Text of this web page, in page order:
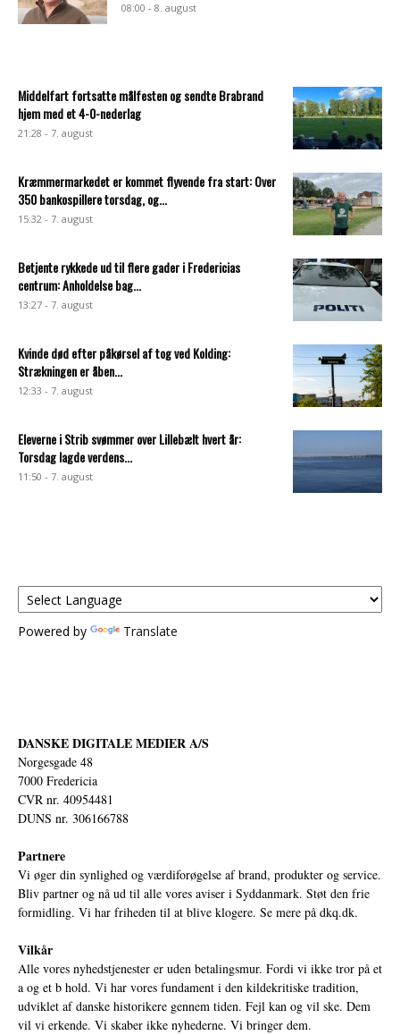
08:00 - 8. august
Middelfart fortsatte målfesten og sendte Brabrand
hjem med et 4-0-nederlag
21:28 - 7. august
Kræmmermarkedet er kommet flyvende fra start: Over
350 bankospillere torsdag, og...
15:32 - 7. august
Betjente rykkede ud til flere gader i Fredericias
centrum: Anholdelse bag...
13:27 - 7. august
Kvinde død efter påkørsel af tog ved Kolding:
Strækningen er åben...
12:33 - 7. august
Eleverne i Strib svømmer over Lillebælt hvert år:
Torsdag lagde verdens...
11:50 - 7. august
Powered by Translate
DANSKE DIGITALE MEDIER A/S
Norgesgade 48
7000 Fredericia
CVR nr. 40954481
DUNS nr. 306166788
Partnere
Vi øger din synlighed og værdiforøgelse af brand, produkter og service.
Bliv partner og nå ud til alle vores aviser i Syddanmark. Støt den frie
formidling. Vi har friheden til at blive klogere. Se mere på dkq.dk.
Vilkår
Alle vores nyhedstjenester er uden betalingsmur. Fordi vi ikke tror på et
a og et b hold. Vi har vores fundament i den kildekritiske tradition,
udviklet af danske historikere gennem tiden. Fejl kan og vil ske. Dem
vil vi erkende. Vi skaber ikke nyhederne. Vi bringer dem.